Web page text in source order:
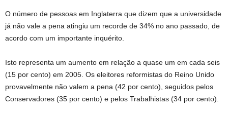
O número de pessoas em Inglaterra que dizem que a universidade
já não vale a pena atingiu um recorde de 34% no ano passado, de
acordo com um importante inquérito.
Isto representa um aumento em relação a quase um em cada seis
(15 por cento) em 2005. Os eleitores reformistas do Reino Unido
provavelmente não valem a pena (42 por cento), seguidos pelos
Conservadores (35 por cento) e pelos Trabalhistas (34 por cento).